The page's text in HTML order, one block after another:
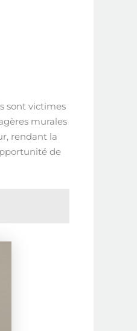
sont victimes
murales
rendant la
de